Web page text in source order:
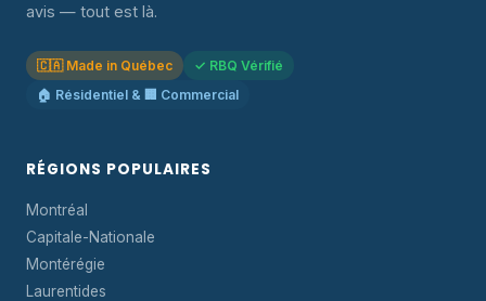
avis — tout est là.
🇨🇦 Made in Québec
✓ RBQ Vérifié
🏠 Résidentiel & 🏢 Commercial
RÉGIONS POPULAIRES
Montréal
Capitale-Nationale
Montérégie
Laurentides